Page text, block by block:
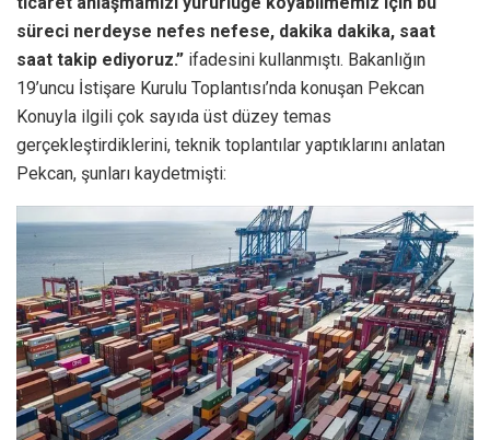
süreci nerdeyse nefes nefese, dakika dakika, saat
saat takip ediyoruz.” ifadesini kullanmıştı. Bakanlığın
19’uncu İstişare Kurulu Toplantısı’nda konuşan Pekcan
Konuyla ilgili çok sayıda üst düzey temas
gerçekleştirdiklerini, teknik toplantılar yaptıklarını anlatan
Pekcan, şunları kaydetmişti: